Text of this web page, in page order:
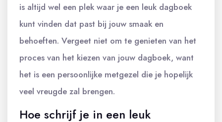
is altijd wel een plek waar je een leuk dagboek
kunt vinden dat past bij jouw smaak en
behoeften. Vergeet niet om te genieten van het
proces van het kiezen van jouw dagboek, want
het is een persoonlijke metgezel die je hopelijk
veel vreugde zal brengen.
Hoe schrijf je in een leuk